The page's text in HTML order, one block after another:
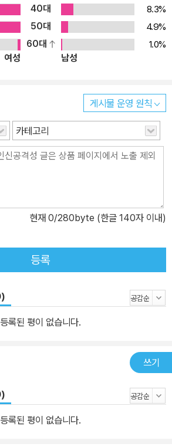
도 문항에 완벽히 대비하고, 간단한 확인 문
전 문제, 쓰기 문제를 통해 서술형 문항에도
형 끊어 읽기와 해석, 구문 해
하기의 확인 문제를 통해 교과서 Reading 지
다양한 유형의 실전 문제⦁서술형 문제를 통
서 내 기타 지문들까지 해석, 분석하고 실전
화, 문법,
형 문제를 포함한 다양한 문제들을 풀어봄으
문제까지 풀어보며 학교 시험 서술형 평가
풀며 다시 한 번 실력을 점검하고 시험에 완
Reading 5단계의 단계별 쓰기 강화 훈련 수
서 고득점 완전 정복
40대
8.3%
50대
4.9%
60대
1.0%
여성
남성
게시물 운영 원칙
카테고리
현재 0/280byte (한글 140자 이내)
등록
등록된 평이 없습니다.
쓰기
등록된 평이 없습니다.